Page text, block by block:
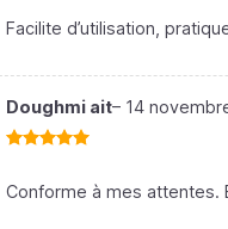
Facilite d’utilisation,
Doughmi ait– 14
Conforme à mes attentes.